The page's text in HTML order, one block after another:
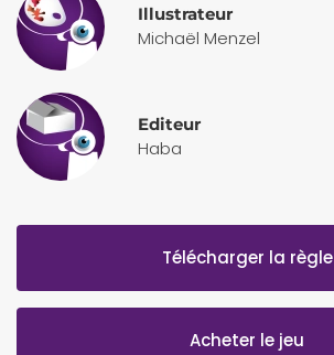
Illustrateur
Michaël Menzel
Editeur
Haba
Télécharger la règle
Acheter le jeu